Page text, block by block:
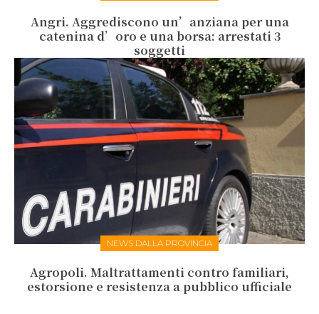
Angri. Aggrediscono un’anziana per una
catenina d’oro e una borsa: arrestati 3
soggetti
NEWS DALLA PROVINCIA
Agropoli. Maltrattamenti contro familiari,
estorsione e resistenza a pubblico ufficiale